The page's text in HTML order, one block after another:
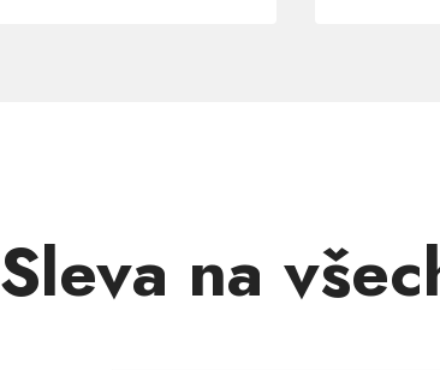
Sleva na